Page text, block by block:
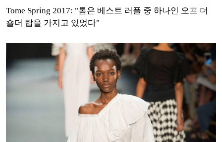
Tome Spring 2017: "톰은 베스트 러플 중 하나인 오프 더
숄더 탑을 가지고 있었다"